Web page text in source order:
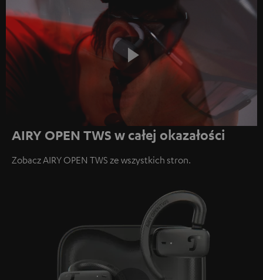
Play
Video
AIRY OPEN TWS w całej okazałości
Zobacz AIRY OPEN TWS ze wszystkich stron.